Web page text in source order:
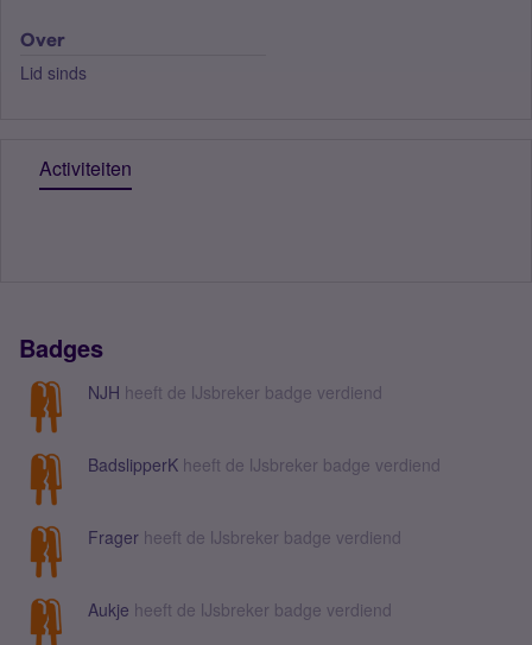
Over
Lid sinds
Activiteiten
Badges
NJH heeft de IJsbreker badge verdiend
BadslipperK heeft de IJsbreker badge verdiend
Frager heeft de IJsbreker badge verdiend
Aukje heeft de IJsbreker badge verdiend